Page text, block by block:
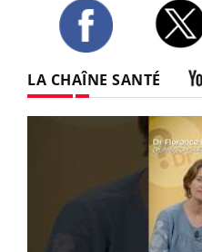
LA CHAÎNE SANTÉ